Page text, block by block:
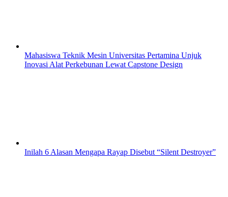
Mahasiswa Teknik Mesin Universitas Pertamina Unjuk
Inovasi Alat Perkebunan Lewat Capstone Design
Inilah 6 Alasan Mengapa Rayap Disebut “Silent Destroyer”